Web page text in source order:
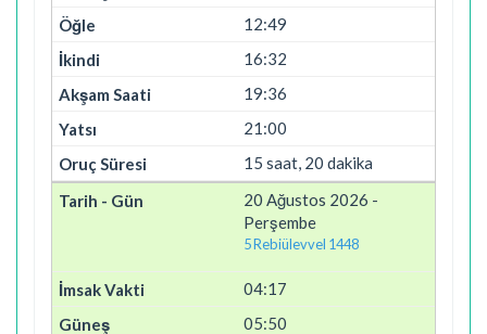
12:49
16:32
19:36
21:00
15 saat, 20 dakika
20 Ağustos 2026 -
Perşembe
5 Rebiülevvel 1448
04:17
05:50